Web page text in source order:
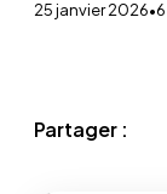
25 janvier 2026•6
Partager :